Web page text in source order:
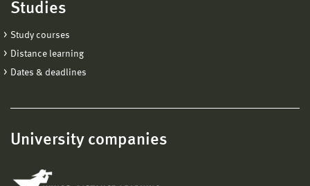
Studies
Study courses
Distance learning
Dates & deadlines
University companies